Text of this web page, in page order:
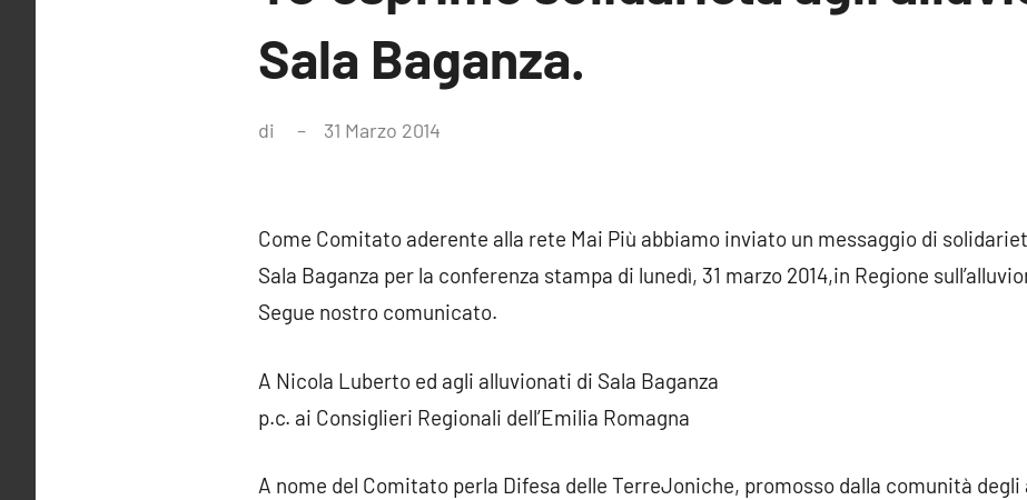
Sala Baganza.
di 31 Marzo 2014
Come Comitato aderente alla rete Mai Più abbiamo inviato un messaggio di
Sala Baganza per la conferenza stampa di lunedì, 31 marzo 2014,in Regione
Segue nostro comunicato.
A Nicola Luberto ed agli alluvionati di Sala Baganza
p.c. ai Consiglieri Regionali dell’Emilia Romagna
A nome del Comitato perla Difesa delle TerreJoniche, promosso dalla comunità